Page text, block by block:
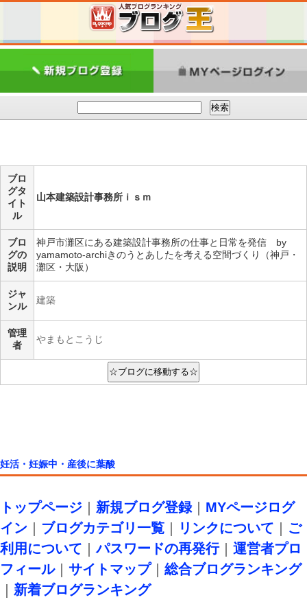
ブロ
グタ
イト
ル
山本建築設計事務所ｉｓｍ
ブロ
グの
説明
神戸市灘区にある建築設計事務所の仕事と日常を発信 by
yamamoto-archiきのうとあしたを考える空間づくり（神戸・
灘区・大阪）
ジャ
ンル
建築
管理
者
やまもとこうじ
妊活・妊娠中・産後に葉酸
トップページ 新規ブログ登録｜ MYページログ
イン
ブログカテゴリ一覧 リンクについて
ご
利用について ｜パスワードの再発行｜ 運営者プロ
フィール｜ サイトマップ｜ 総合ブログランキング
新着ブログランキング